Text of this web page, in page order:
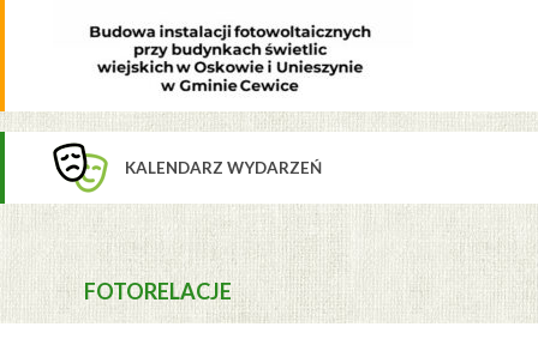
KALENDARZ WYDARZEŃ
FOTORELACJE